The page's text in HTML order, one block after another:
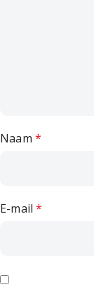
Naam *
E-mail*